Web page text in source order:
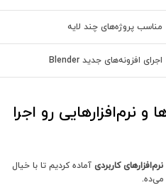
مناسب پروژه‌های چند لایه
اجرای افزونه‌های جدید Blender
رو اجرا
کاربردی آماده کردیم تا با خیال
می‌ده.